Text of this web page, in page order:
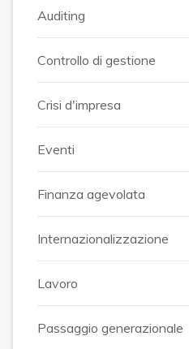
Auditing
Controllo di gestione
Crisi d'impresa
Eventi
Finanza agevolata
Internazionalizzazione
Lavoro
Passaggio generazionale